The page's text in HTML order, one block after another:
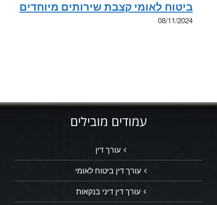
ביטוח לאומי קצבת שירותים מיוחדים
08/11/2024
עמודים מובילים
עורך דין
עורך דין ביטוח לאומי
עורך דין דיני בנקאות